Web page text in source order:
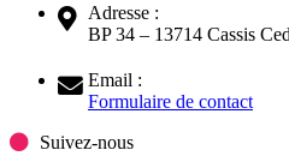
Adresse :
BP 34 – 13714 Cassis
Email :
Formulaire de contact
Suivez-nous